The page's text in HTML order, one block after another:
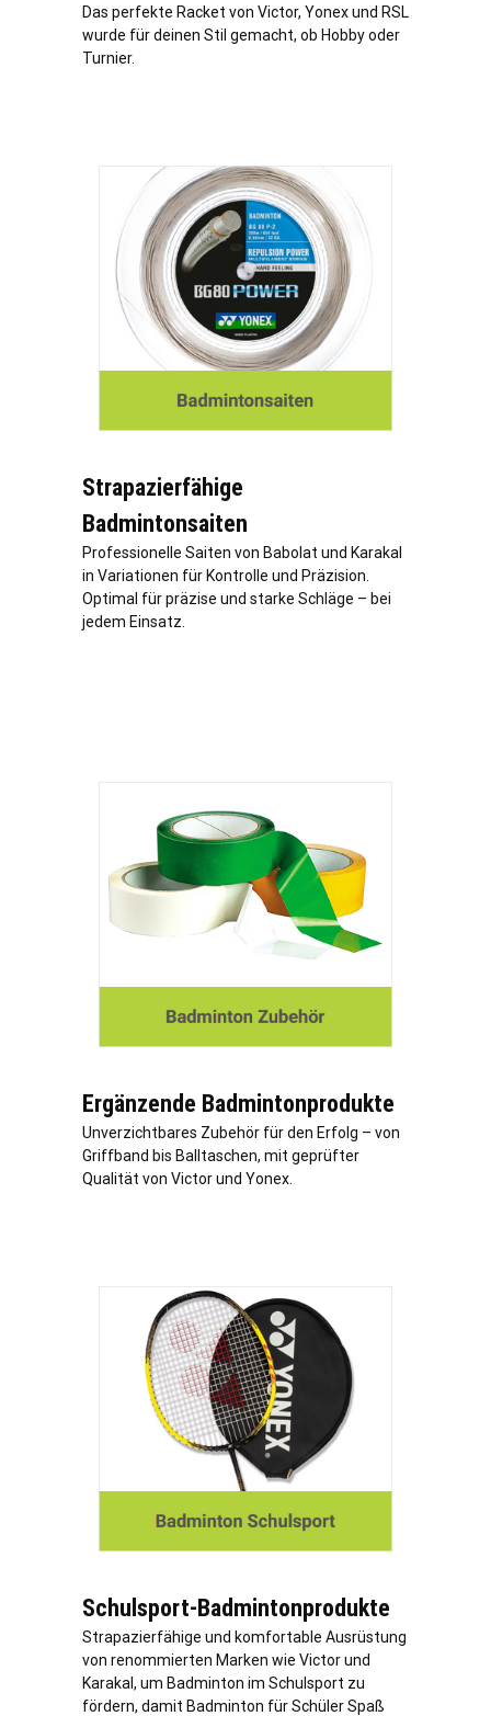
Das perfekte Racket von Victor, Yonex und RSL
wurde für deinen Stil gemacht, ob Hobby oder
Turnier.
Strapazierfähige
Badmintonsaiten
Professionelle Saiten von Babolat und Karakal
in Variationen für Kontrolle und Präzision.
Optimal für präzise und starke Schläge – bei
jedem Einsatz.
Ergänzende Badmintonprodukte
Unverzichtbares Zubehör für den Erfolg – von
Griffband bis Balltaschen, mit geprüfter
Qualität von Victor und Yonex.
Schulsport-Badmintonprodukte
Strapazierfähige und komfortable Ausrüstung
von renommierten Marken wie Victor und
Karakal, um Badminton im Schulsport zu
fördern, damit Badminton für Schüler Spaß